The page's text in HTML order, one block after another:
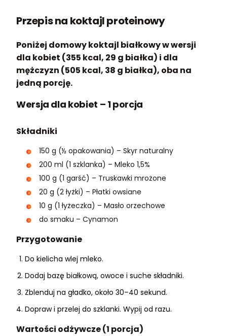
Przepis na koktajl proteinowy
Poniżej domowy koktajl białkowy w wersji
dla kobiet (355 kcal, 29 g białka) i dla
mężczyzn (505 kcal, 38 g białka), oba na
jedną porcję.
Wersja dla kobiet – 1 porcja
Składniki
150 g (½ opakowania) – Skyr naturalny
200 ml (1 szklanka) – Mleko 1,5%
100 g (1 garść) – Truskawki mrożone
20 g (2 łyżki) – Płatki owsiane
10 g (1 łyżeczka) – Masło orzechowe
do smaku – Cynamon
Przygotowanie
Do kielicha wlej mleko.
Dodaj bazę białkową, owoce i suche składniki.
Zblenduj na gładko, około 30–40 sekund.
Dopraw i przelej do szklanki. Wypij od razu.
Wartości odżywcze (1 porcja)